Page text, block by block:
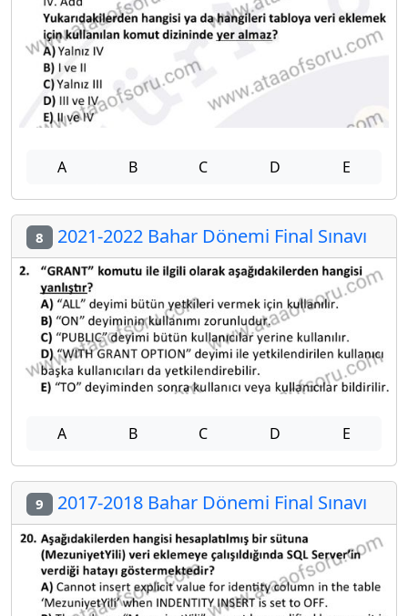
A B C D E
8 2021-2022 Bahar Dönemi Final Sınavı
A B C D E
9 2017-2018 Bahar Dönemi Final Sınavı